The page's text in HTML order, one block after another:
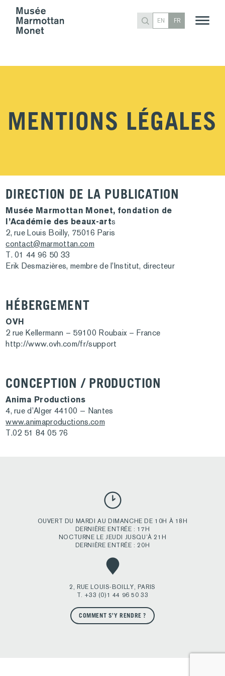
EN FR
MENTIONS LÉGALES
DIRECTION DE LA PUBLICATION
Musée Marmottan Monet, fondation de
l’Académie des beaux-arts
2, rue Louis Boilly, 75016 Paris
contact@marmottan.com
T. 01 44 96 50 33
Erik Desmazières, membre de l’Institut, directeur
HÉBERGEMENT
OVH
2 rue Kellermann – 59100 Roubaix – France
http://www.ovh.com/fr/support
CONCEPTION / PRODUCTION
Anima Productions
4, rue d’Alger 44100 — Nantes
www.animaproductions.com
T.02 51 84 05 76
OUVERT DU MARDI AU DIMANCHE DE 10H À 18H
DERNIÈRE ENTRÉE : 17H
NOCTURNE LE JEUDI JUSQU’À 21H
DERNIÈRE ENTRÉE : 20H
2, RUE LOUIS-BOILLY, PARIS
T. +33 (0)1 44 96 50 33
COMMENT S’Y RENDRE ?